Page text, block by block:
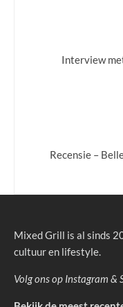
Interview
Recensie –
Mixed Grill is al sinds
cultuur en lifestyle.
Volg ons op Instagram &